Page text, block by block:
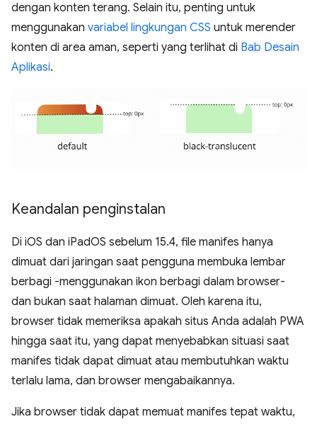
dengan konten terang. Selain itu, penting untuk
menggunakan variabel lingkungan CSS untuk merender
konten di area aman, seperti yang terlihat di Bab Desain
Aplikasi.
Keandalan penginstalan
Di iOS dan iPadOS sebelum 15.4, file manifes hanya
dimuat dari jaringan saat pengguna membuka lembar
berbagi -menggunakan ikon berbagi dalam browser-
dan bukan saat halaman dimuat. Oleh karena itu,
browser tidak memeriksa apakah situs Anda adalah PWA
hingga saat itu, yang dapat menyebabkan situasi saat
manifes tidak dapat dimuat atau membutuhkan waktu
terlalu lama, dan browser mengabaikannya.
Jika browser tidak dapat memuat manifes tepat waktu,